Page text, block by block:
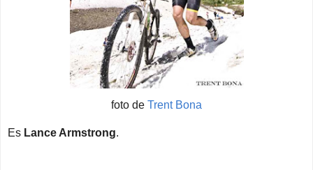
foto de Trent Bona
Es Lance Armstrong.